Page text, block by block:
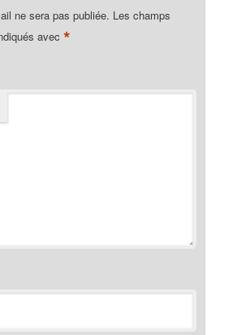
ne sera pas publiée. Les champs
avec*